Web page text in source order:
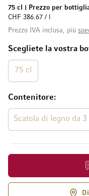
Scegliete la vostra
75 cl
Contenitore
Scatola di legno da 3
75 cl
Prezzo per
CHF 386.67 / l
Prezzo IVA inclusa, più